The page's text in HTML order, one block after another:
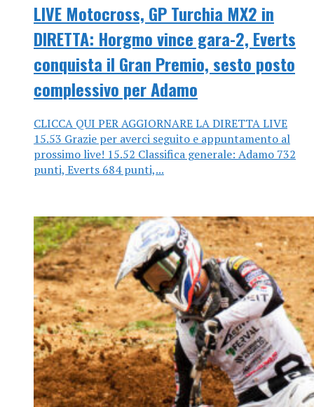
LIVE Motocross, GP Turchia MX2 in
DIRETTA: Horgmo vince gara-2, Everts
conquista il Gran Premio, sesto posto
complessivo per Adamo
CLICCA QUI PER AGGIORNARE LA DIRETTA LIVE
15.53 Grazie per averci seguito e appuntamento al
prossimo live! 15.52 Classifica generale: Adamo 732
punti, Everts 684 punti,...